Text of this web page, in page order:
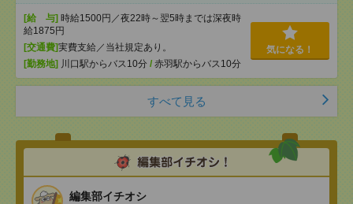
[給 与] 時給1500円／夜22時～翌5時までは深夜時
給1875円
[交通費]実費支給／当社規定あり。
[勤務地] 川口駅からバス10分 / 赤羽駅からバス10分
気になる！
すべて見る
編集部イチオシ